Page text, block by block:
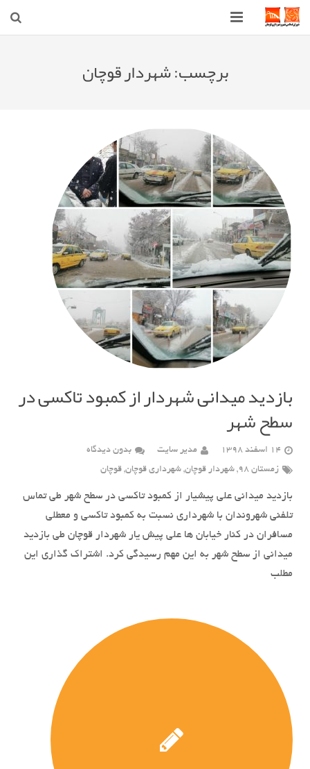
ارتباط با ما
برچسب:شهردار قوچان
بازدید میدانی شهردار از کمبود تاکسی در
سطح شهر
14 اسفند 1398 مدیر سایت
بدون دیدگاه
زمستان 98
, شهردار قوچان, شهرداری قوچان, قوچان
بازدید میدانی علی پیشیار از کمبود تاکسی در سطح شهر طی تماس
تلفنی شهروندان با شهرداری نسبت به کمبود تاکسی و معطلی
مسافران در کنار خیابان ها علی پیش یار شهردار قوچان طی بازدید
میدانی از سطح شهر به این مهم رسیدگی کرد. اشتراک گذاری این
مطلب